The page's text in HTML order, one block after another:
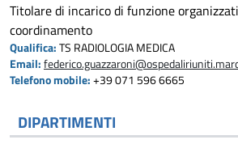
Titolare di incarico di funzione
coordinamento
Qualifica: TS RADIOLOGIA MEDICA
Email:
Telefono mobile: +39 071 596 6665
DIPARTIMENTI